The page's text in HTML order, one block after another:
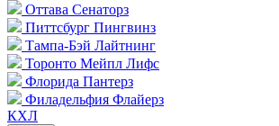
Оттава Сенаторз
Питтсбург Пингвинз
Тампа-Бэй Лайтнинг
Торонто Мейпл Лифс
Флорида Пантерз
Филадельфия Флайерз
КХЛ